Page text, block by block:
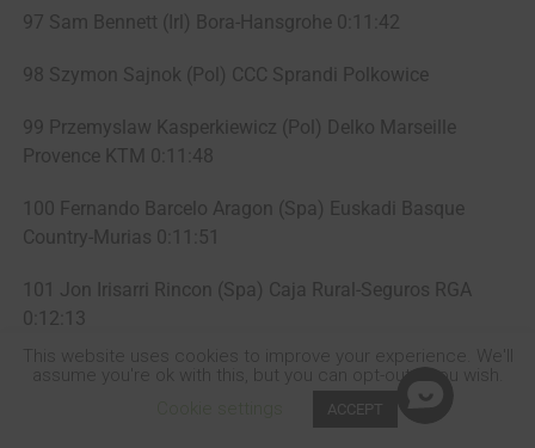
TWEET
97 Sam Bennett (Irl) Bora-Hansgrohe 0:11:42
98 Szymon Sajnok (Pol) CCC Sprandi Polkowice
99 Przemyslaw Kasperkiewicz (Pol) Delko Marseille
Provence KTM 0:11:48
100 Fernando Barcelo Aragon (Spa) Euskadi Basque
Country-Murias 0:11:51
101 Jon Irisarri Rincon (Spa) Caja Rural-Seguros RGA
0:12:13
102 Maciej Bodnar (Pol) Bora-Hansgrohe 0:12:25
103 Maximiliano Richeze (Arg) Quick-Step Floors 0:12:30
This website uses cookies to improve your experience. We'll
assume you're ok with this, but you can opt-out if you wish.
ACCEPT